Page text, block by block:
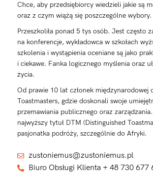
Chce, aby przedsiębiorcy wiedzieli jakie są
oraz z czym wiążą się poszczególne wybory.
Przeszkoliła ponad 5 tys osób. Jest często
na konferencje, wykładowca w szkołach
szkolenia i wystąpienia oceniane są jako
i ciekawe. Fanka logicznego myślenia oraz
życia.
Od prawie 10 lat członek międzynarodowej
Toastmasters, gdzie doskonali swoje
przemawiania publicznego oraz
najwyższy tytuł DTM (Distinguished
pasjonatka podróży, szczególnie do Afryki.
zustoniemus@zustoniemus.pl
Biuro Obsługi Klienta + 48 730 677